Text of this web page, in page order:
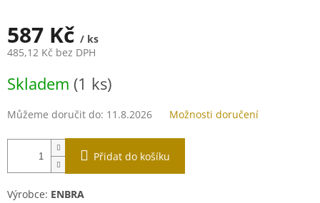
587 Kč / ks
485,12 Kč bez DPH
cena:
Skladem (1 ks)
Můžeme doručit do: 11.8.2026 Možnosti doručení
Přidat do košíku
Výrobce: ENBRA